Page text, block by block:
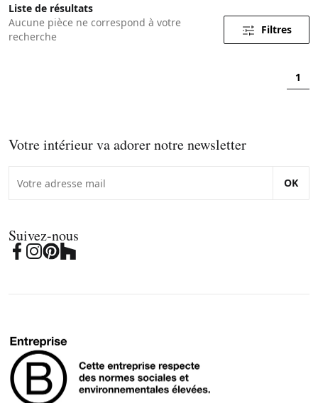
Liste de résultats
Aucune pièce ne correspond à votre
recherche
Filtres
1
Votre intérieur va adorer notre newsletter
OK
Suivez-nous